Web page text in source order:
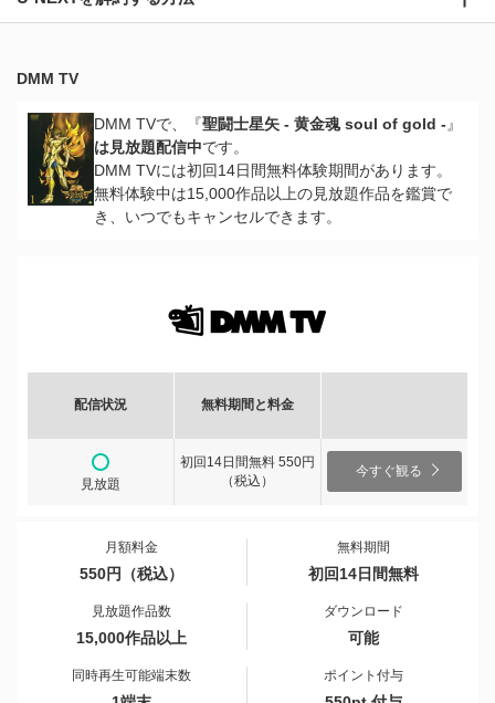
DMM TV
DMM TVで、『聖闘士星矢 - 黄金魂 soul of gold - 』
は見放題配信中です。
DMM TVには初回14日間無料体験期間があります。
無料体験中は15,000作品以上の見放題作品を鑑賞で
き、いつでもキャンセルできます。
配信状況 無料期間と料金
見放題
初回14日間無料 550円
（税込）
今すぐ観る
月額料金
550円（税込）
無料期間
初回14日間無料
見放題作品数
15,000作品以上
ダウンロード
可能
同時再生可能端末数 ポイント付与